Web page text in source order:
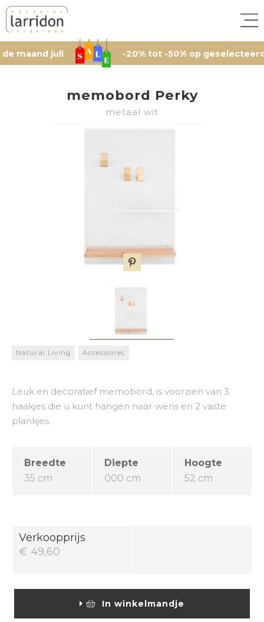
juli -20% tot -50% op geselecteerde
memobord Perky
metaal wit
Natural Living Accessoires
Leuk en decoratief memobord, is voorzien van 3
haakjes die u kunt hangen naar wens en 2 vaste
plankjes.
Breedte
35 cm
Diepte
000 cm
Hoogte
52 cm
Verkoopprijs
€ 49,60
In winkelmandje